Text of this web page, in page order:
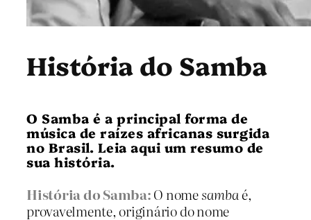
História do Samba
O Samba é a principal forma de
música de raízes africanas surgida
no Brasil. Leia aqui um resumo de
sua história.
História do Samba:O nomesambaé,
provavelmente, originário do nome